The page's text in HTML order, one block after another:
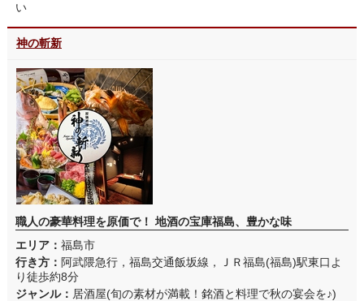
い
神の斬新
職人の豪華料理を原価で！ 地酒の宝庫福島、豊かな味
エリア： 福島市
行き方： 阿武隈急行，福島交通飯坂線，ＪＲ福島(福島)駅東口よ
り徒歩約8分
ジャンル： 居酒屋(旬の素材が満載！銘酒と料理で秋の宴会を♪)